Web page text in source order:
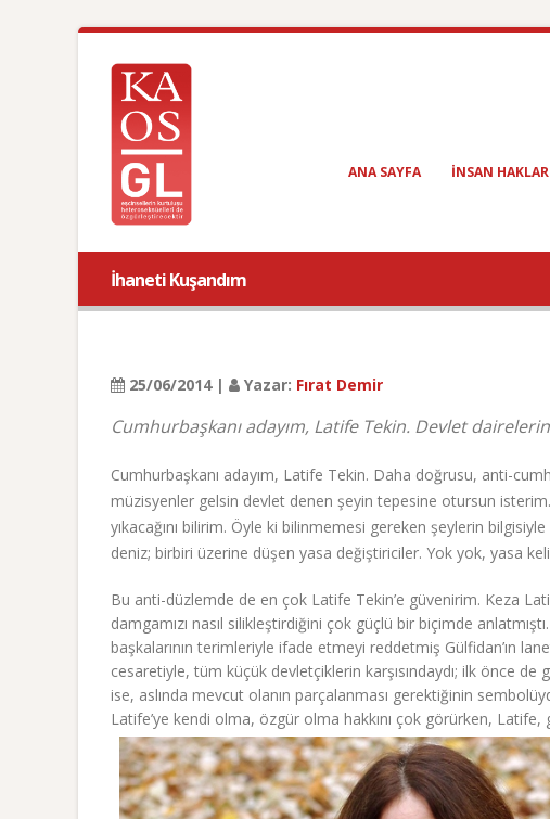
ANA SAYFA INSAN
İhaneti Kuşandım
25/06/2014 | Yazar: Fırat Demir
Cumhurbaşkanı adayım, Latife Tekin. Devlet
Cumhurbaşkanı adayım, Latife Tekin. Daha doğrusu, anti-
müzisyenler gelsin devlet denen şeyin tepesine otursun
yıkacağını bilirim. Öyle ki bilinmemesi gereken şeylerin
deniz; birbiri üzerine düşen yasa değiştiriciler. Yok yok, yasa
Bu anti-düzlemde de en çok Latife Tekin’e güvenirim. Keza
damgamızı nasıl silikleştirdiğini çok güçlü bir biçimde
başkalarının terimleriyle ifade etmeyi reddetmiş Gülfidan’ın
cesaretiyle, tüm küçük devletçiklerin karşısındaydı; ilk önce de
ise, aslında mevcut olanın parçalanması gerektiğinin
Latife’ye kendi olma, özgür olma hakkını çok görürken, Latife,